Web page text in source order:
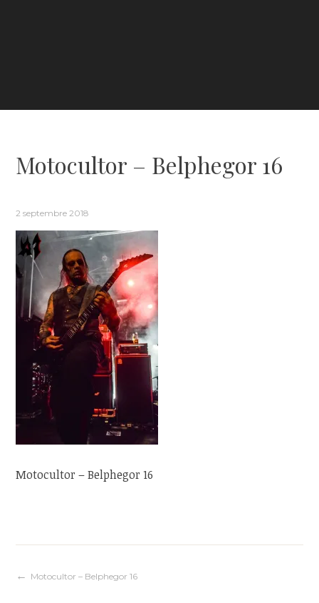
Motocultor – Belphegor 16
2 septembre 2018
Motocultor – Belphegor 16
Navigation
Motocultor – Belphegor 16